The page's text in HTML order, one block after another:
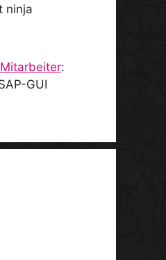
ninja
:
GUI